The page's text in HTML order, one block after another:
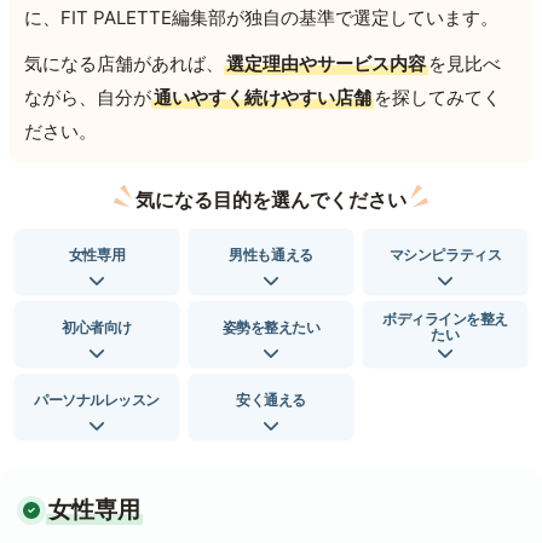
に、FIT PALETTE編集部が独自の基準で選定しています。
気になる店舗があれば、
選定理由やサービス内容 を見比べ
ながら、自分が通いやすく続けやすい店舗 を探してみてく
ださい。
気になる目的を選んでください
女性専用 男性も通える マシンピラティス
初心者向け 姿勢を整えたい
ボディラインを整え
たい
パーソナルレッスン 安く通える
女性専用